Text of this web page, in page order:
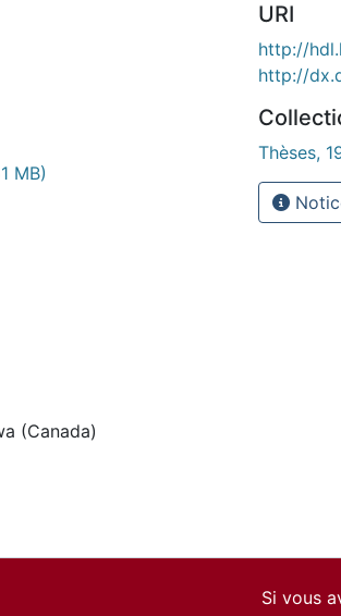
MB)
(Canada)
URI
http://
http://
Thèses,
Si vous